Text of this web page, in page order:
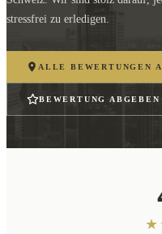
stressfrei zu erledigen.
ALLE BEWERTUNGEN
BEWERTUNG ABGEBEN